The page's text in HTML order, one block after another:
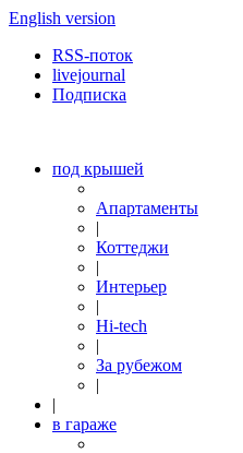
English version
RSS-поток
livejournal
Подписка
под крышей
Апартаменты
|
Коттеджи
|
Интерьер
|
Hi-tech
|
За рубежом
|
|
в гараже